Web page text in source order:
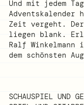
Und mit jedem
Adventskalender
Zeit vergeht.
liegen blank.
Ralf
dem schönsten
SCHAUSPIEL UND